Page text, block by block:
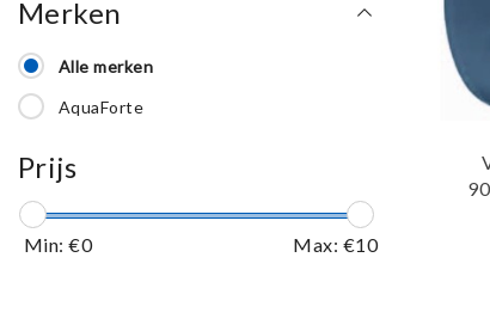
Merken
Alle merken
AquaForte
Prijs
Min: €0 Max: €10